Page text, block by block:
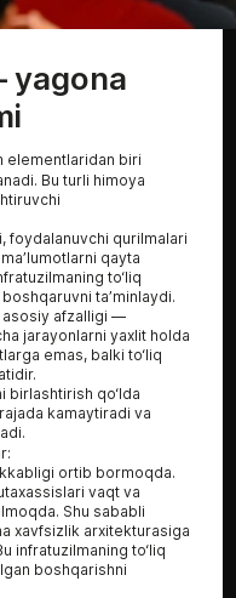
yagona
elementlaridan biri
Bu turli himoya
foydalanuvchi qurilmalari
qayta
to‘liq
ta’minlaydi.
asosiy afzalligi —
jarayonlarni yaxlit holda
emas, balki to‘liq
birlashtirish qo‘lda
kamaytiradi va
ortib bormoqda.
vaqt va
Shu sababli
xavfsizlik arxitekturasiga
infratuzilmaning to‘liq
boshqarishni